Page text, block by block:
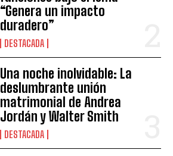
“Genera un impacto
duradero”
DESTACADA
Una noche inolvidable: La
deslumbrante unión
matrimonial de Andrea
Jordán y Walter Smith
DESTACADA